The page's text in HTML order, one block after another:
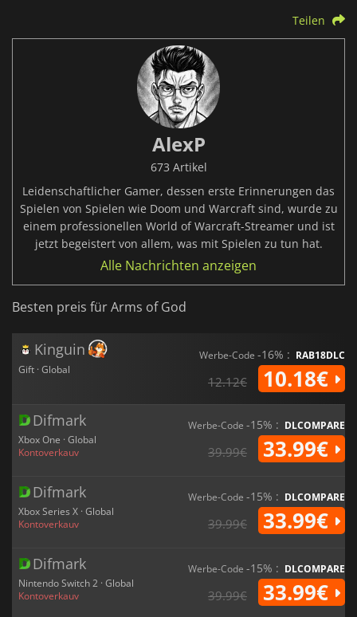
Teilen
AlexP
673 Artikel
Leidenschaftlicher Gamer, dessen erste Erinnerungen das
Spielen von Spielen wie Doom und Warcraft sind, wurde zu
einem professionellen World of Warcraft-Streamer und ist
jetzt begeistert von allem, was mit Spielen zu tun hat.
Alle Nachrichten anzeigen
Besten preis für Arms of God
Kinguin
Gift · Global
Werbe-Code -16% : RAB18DLC
12.12€ 10.18€
Difmark
Xbox One · Global
Kontoverkauv
Werbe-Code -15% : DLCOMPARE
39.99€ 33.99€
Difmark
Xbox Series X · Global
Kontoverkauv
Werbe-Code -15% : DLCOMPARE
39.99€ 33.99€
Difmark
Nintendo Switch 2 · Global
Kontoverkauv
Werbe-Code -15% : DLCOMPARE
39.99€ 33.99€